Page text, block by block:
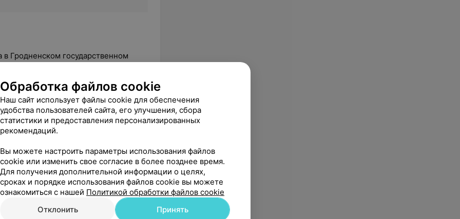
в Гродненском государственном
БелМАПО;
БелМАПО;
косметологии. Методы
БелМАПО;
практическая конференция
медицины, комплексная ANTI-
Минск;
по применению препарата
Обработка файлов cookie
Наш сайт использует файлы cookie для обеспечения
удобства пользователей сайта, его улучшения, сбора
статистики и предоставления персонализированных
рекомендаций.
Вы можете настроить параметры использования файлов
cookie или изменить свое согласие в более позднее время.
Для получения дополнительной информации о целях,
сроках и порядке использования файлов cookie вы можете
ознакомиться с нашей Политикой обработки файлов cookie
Отклонить
Принять